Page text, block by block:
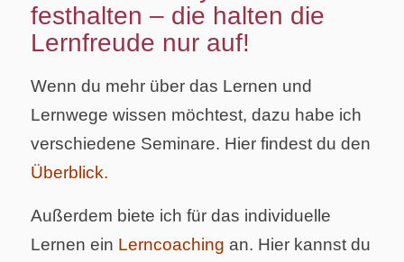
festhalten – die halten die
Lernfreude nur auf!
Wenn du mehr über das Lernen und
Lernwege wissen möchtest, dazu habe ich
verschiedene Seminare. Hier findest du den
Überblick.
Außerdem biete ich für das individuelle
Lernen ein Lerncoaching an. Hier kannst du